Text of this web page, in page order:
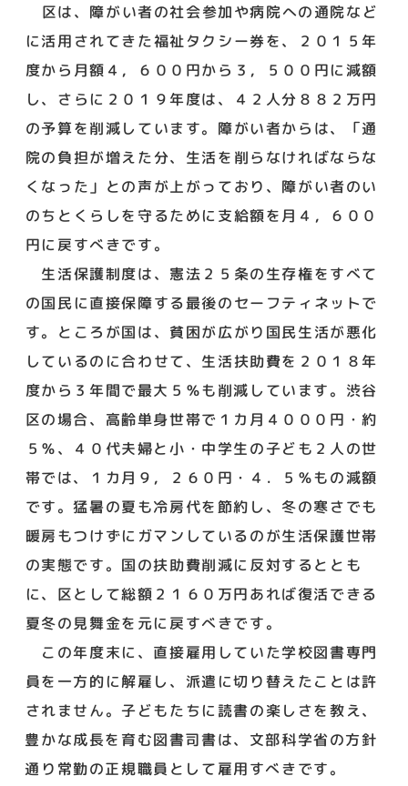
区は、障がい者の社会参加や病院への通院など
に活用されてきた福祉タクシー券を、２０１５年
度から月額４，６００円から３，５００円に減額
し、さらに２０１９年度は、４２人分８８２万円
の予算を削減しています。障がい者からは、「通
院の負担が増えた分、生活を削らなければならな
くなった」との声が上がっており、障がい者のい
のちとくらしを守るために支給額を月４，６００
円に戻すべきです。
生活保護制度は、憲法２５条の生存権をすべて
の国民に直接保障する最後のセーフティネットで
す。ところが国は、貧困が広がり国民生活が悪化
しているのに合わせて、生活扶助費を２０１８年
度から３年間で最大５％も削減しています。渋谷
区の場合、高齢単身世帯で１カ月４０００円・約
５％、４０代夫婦と小・中学生の子ども２人の世
帯では、１カ月９，２６０円・４．５％もの減額
です。猛暑の夏も冷房代を節約し、冬の寒さでも
暖房もつけずにガマンしているのが生活保護世帯
の実態です。国の扶助費削減に反対するととも
に、区として総額２１６０万円あれば復活できる
夏冬の見舞金を元に戻すべきです。
この年度末に、直接雇用していた学校図書専門
員を一方的に解雇し、派遣に切り替えたことは許
されません。子どもたちに読書の楽しさを教え、
豊かな成長を育む図書司書は、文部科学省の方針
通り常勤の正規職員として雇用すべきです。